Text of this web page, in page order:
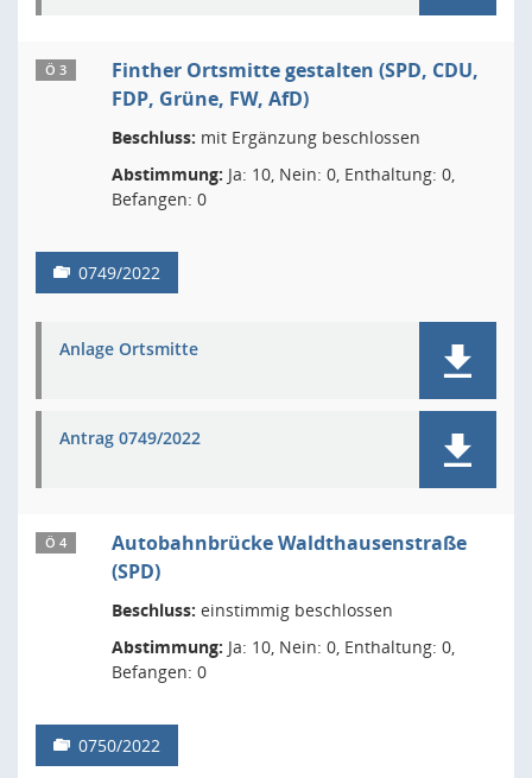
Ö 3
Finther Ortsmitte gestalten (SPD, CDU,
FDP, Grüne, FW, AfD)
Beschluss: mit Ergänzung beschlossen
Abstimmung: Ja: 10, Nein: 0, Enthaltung: 0,
Befangen: 0
0749/2022
Anlage Ortsmitte
Antrag 0749/2022
Ö 4
Autobahnbrücke Waldthausenstraße
(SPD)
Beschluss: einstimmig beschlossen
Abstimmung: Ja: 10, Nein: 0, Enthaltung: 0,
Befangen: 0
0750/2022